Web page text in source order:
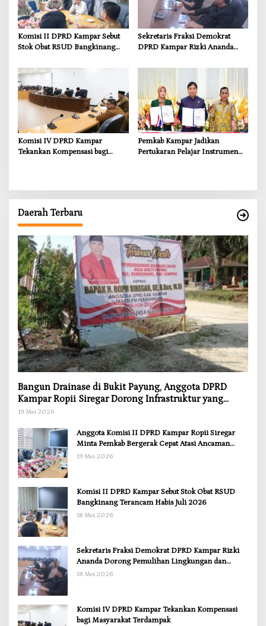
Komisi II DPRD Kampar Sebut
Stok Obat RSUD Bangkinang
Sekretaris Fraksi Demokrat
DPRD Kampar Rizki Ananda
dan Kompensasi untuk Warga
Komisi IV DPRD Kampar
Tekankan Kompensasi bagi
Pemkab Kampar Jadikan
Pertukaran Pelajar Instrumen
Daerah Terbaru
Bangun Drainase di Bukit Payung, Anggota DPRD
Kampar Ropii Siregar Dorong Infrastruktur yang
Menyentuh Kebutuhan Dasar
19 Mei 2026
Anggota Komisi II DPRD Kampar Ropii Siregar
Minta Pemkab Bergerak Cepat Atasi Ancaman
Kekosongan Obat demi Wujudkan Kampar Dihati
19 Mei 2026
Komisi II DPRD Kampar Sebut Stok Obat RSUD
Bangkinang Terancam Habis Juli 2026
18 Mei 2026
Sekretaris Fraksi Demokrat DPRD Kampar Rizki
Ananda Dorong Pemulihan Lingkungan dan
Kompensasi untuk Warga Sungai Tapung
18 Mei 2026
Komisi IV DPRD Kampar Tekankan Kompensasi
bagi Masyarakat Terdampak